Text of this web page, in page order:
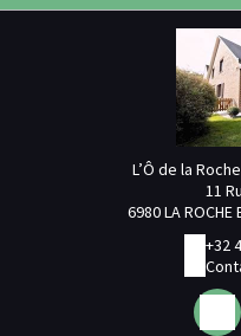
L’Ô de la
11
6980 LA ROCHE
+32